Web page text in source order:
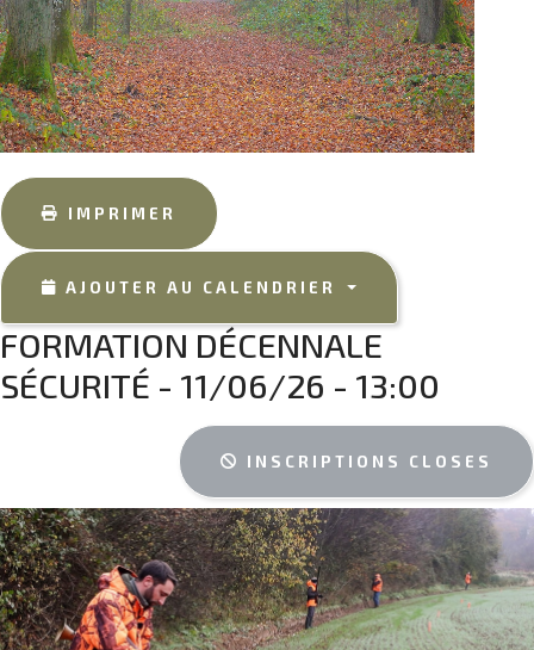
IMPRIMER
AJOUTER AU CALENDRIER
FORMATION DÉCENNALE
SÉCURITÉ - 11/06/26 - 13:00
INSCRIPTIONS CLOSES